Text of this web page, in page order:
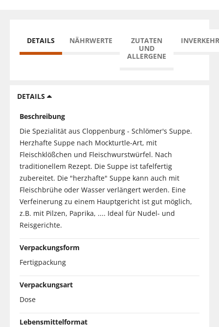
DETAILS NÄHRWERTE
ZUTATEN
UND
ALLERGENE
DETAILS
Beschreibung
Die Spezialität aus Cloppenburg - Schlömer's Suppe.
Herzhafte Suppe nach Mockturtle-Art, mit
Fleischklößchen und Fleischwurstwürfel. Nach
traditionellem Rezept. Die Suppe ist tafelfertig
zubereitet. Die "herzhafte" Suppe kann auch mit
Fleischbrühe oder Wasser verlängert werden. Eine
Verfeinerung zu einem Hauptgericht ist gut möglich,
z.B. mit Pilzen, Paprika, .... Ideal für Nudel- und
Reisgerichte.
Verpackungsform
Fertigpackung
Verpackungsart
Dose
Lebensmittelformat